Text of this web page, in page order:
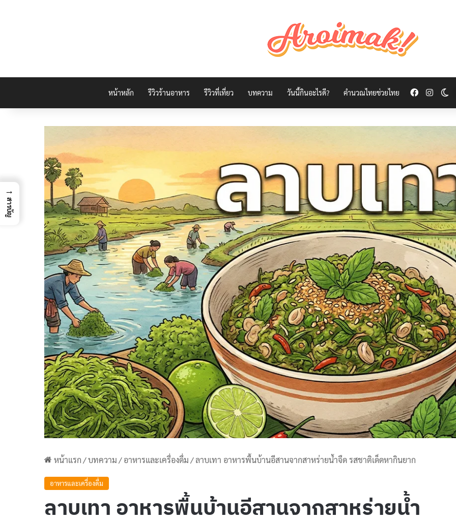
หน้าหลัก รีวิวร้านอาหาร รีวิวที่เที่ยว บทความ วันนี้กินอะไรดี? คำนวณไทยช่วยไทย Facebook
หน้าแรก/บทความ/อาหารและเครื่องดื่ม/ลาบเทา อาหารพื้นบ้านอีสานจากสาหร่ายน้ำจืด รสชาติเด็ดหากินยาก
อาหารและเครื่องดื่ม
ลาบเทา อาหารพื้นบ้านอีสานจากสาหร่ายน้ำ
→
สารบัญ